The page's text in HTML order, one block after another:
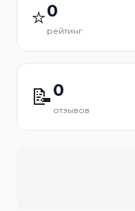
⭐0
рейтинг
📝0
отзывов